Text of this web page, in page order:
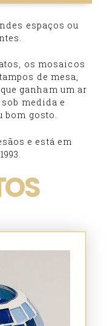
espaços ou
os mosaicos
de mesa,
ganham um ar
medida e
bom gosto.
e está em